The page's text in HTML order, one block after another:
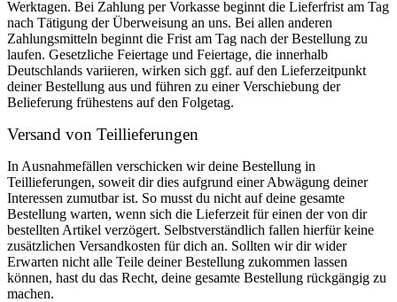
Werktagen. Bei Zahlung per Vorkasse beginnt die Lieferfrist am Tag
nach Tätigung der Überweisung an uns. Bei allen anderen
Zahlungsmitteln beginnt die Frist am Tag nach der Bestellung zu
laufen. Gesetzliche Feiertage und Feiertage, die innerhalb
Deutschlands variieren, wirken sich ggf. auf den Lieferzeitpunkt
deiner Bestellung aus und führen zu einer Verschiebung der
Belieferung frühestens auf den Folgetag.
Versand von Teillieferungen
In Ausnahmefällen verschicken wir deine Bestellung in
Teillieferungen, soweit dir dies aufgrund einer Abwägung deiner
Interessen zumutbar ist. So musst du nicht auf deine gesamte
Bestellung warten, wenn sich die Lieferzeit für einen der von dir
bestellten Artikel verzögert. Selbstverständlich fallen hierfür keine
zusätzlichen Versandkosten für dich an. Sollten wir dir wider
Erwarten nicht alle Teile deiner Bestellung zukommen lassen
können, hast du das Recht, deine gesamte Bestellung rückgängig zu
machen.